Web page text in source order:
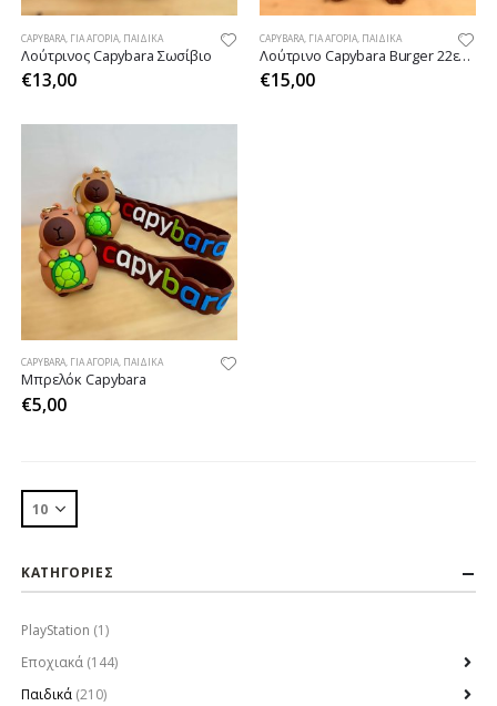
CAPYBARA, ΓΙΑ ΑΓΌΡΙΑ, ΠΑΙΔΙΚΆ
Λούτρινος Capybara Σωσίβιο
€13,00
CAPYBARA, ΓΙΑ ΑΓΌΡΙΑ, ΠΑΙΔΙΚΆ
Λούτρινο Capybara Burger 22εκ.22εκ.
€15,00
CAPYBARA, ΓΙΑ ΑΓΌΡΙΑ, ΠΑΙΔΙΚΆ
Μπρελόκ Capybara
€5,00
ΚΑΤΗΓΟΡΙΕΣ
PlayStation (1)
Εποχιακά (144)
Παιδικά (210)